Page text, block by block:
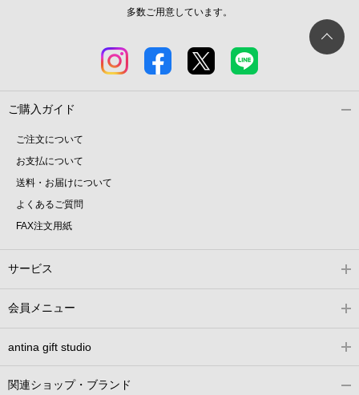
多数ご用意しています。
ご購入ガイド
ご注文について
お支払について
送料・お届けについて
よくあるご質問
FAX注文用紙
サービス
会員メニュー
antina gift studio
関連ショップ・ブランド